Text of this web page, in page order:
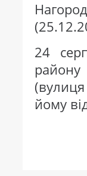
24
району
йому